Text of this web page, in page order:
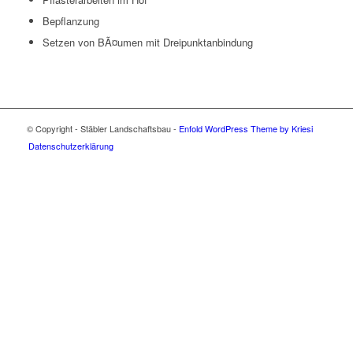
Bepflanzung
Setzen von BÃ¤umen mit Dreipunktanbindung
© Copyright - Stäbler Landschaftsbau - Enfold WordPress Theme by Kriesi
Datenschutzerklärung